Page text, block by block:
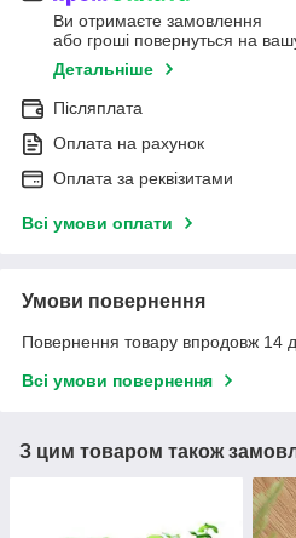
Ви отримаєте замовлення
або гроші повернуться на
Детальніше
Післяплата
Оплата на рахунок
Оплата за реквізитами
Всі умови оплати
Умови повернення
Повернення товару впродовж 14
Всі умови повернення
З цим товаром також